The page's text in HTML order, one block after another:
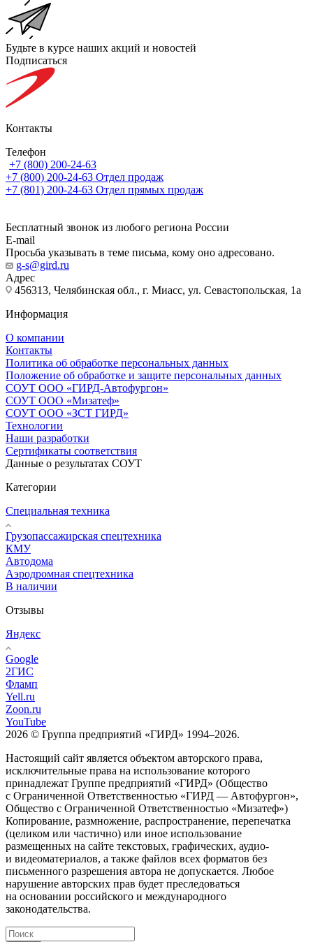
Будьте в курсе наших акций и новостей
Подписаться
Контакты
Телефон
+7 (800) 200-24-63
+7 (800) 200-24-63 Отдел продаж
+7 (801) 200-24-63 Отдел прямых продаж
Бесплатный звонок из любого региона России
E-mail
Просьба указывать в теме письма, кому оно адресовано.
g-s@gird.ru
Адрес
456313, Челябинская обл., г. Миасс, ул. Севастопольская, 1а
Информация
О компании
Контакты
Политика об обработке персональных данных
Положение об обработке и защите персональных данных
СОУТ ООО «ГИРД-Автофургон»
СОУТ ООО «Мизатеф»
СОУТ ООО «ЗСТ ГИРД»
Технологии
Наши разработки
Сертификаты соответствия
Данные о результатах СОУТ
Категории
Специальная техника
Грузопассажирская спецтехника
КМУ
Автодома
Аэродромная спецтехника
В наличии
Отзывы
Яндекс
Google
2ГИС
Фламп
Yell.ru
Zoon.ru
YouTube
2026 © Группа предприятий «ГИРД» 1994–2026.
Настоящий сайт является объектом авторского права,
исключительные права на использование которого
принадлежат Группе предприятий «ГИРД» (Общество
с Ограниченной Ответственностью «ГИРД — Автофургон»,
Общество с Ограниченной Ответственностью «Мизатеф»)
Копирование, размножение, распространение, перепечатка
(целиком или частично) или иное использование
размещенных на сайте текстовых, графических, аудио-
и видеоматериалов, а также файлов всех форматов без
письменного разрешения автора не допускается. Любое
нарушение авторских прав будет преследоваться
на основании российского и международного
законодательства.